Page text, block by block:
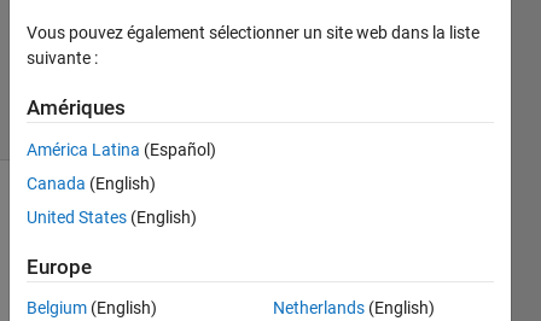
Gupta
solvers
5 likes
the
Logic!
Vous pouvez également sélectionner un site web dans la liste
suivante :
Amériques
América Latina (Español)
Canada (English)
United States (English)
Europe
Belgium (English)
Netherlands (English)